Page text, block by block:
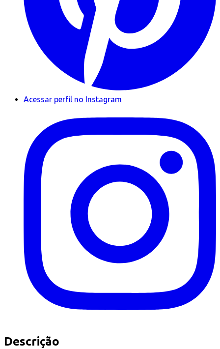
Acessar perfil no Instagram
Descrição